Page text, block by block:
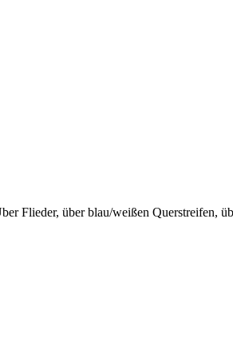
Flieder, über blau/weißen Querstreifen,